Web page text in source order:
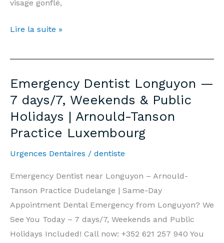
visage gonflé,
Dentiste
Longuyon
7j/7,
Week-
end
et
Fériés
|
Cabinet
Arnould-
Tanson
Luxembourg
Lire la suite »
Emergency Dentist Longuyon —
7 days/7, Weekends & Public
Holidays | Arnould-Tanson
Practice Luxembourg
Urgences Dentaires / dentiste
Emergency Dentist near Longuyon – Arnould-
Tanson Practice Dudelange | Same-Day
Appointment Dental Emergency from Longuyon? We
See You Today – 7 days/7, Weekends and Public
Holidays Included! Call now: +352 621 257 940 You